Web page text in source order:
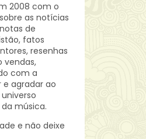
2008 com o
as notícias
de
fatos
resenhas
vendas,
com a
agradar ao
música.
e não deixe